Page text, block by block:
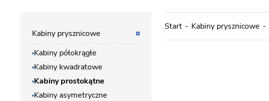
Start Kabiny prysznicowe
Kabiny prysznicowe
Kabiny półokrągłe
Kabiny kwadratowe
Kabiny prostokątne
Kabiny asymetryczne